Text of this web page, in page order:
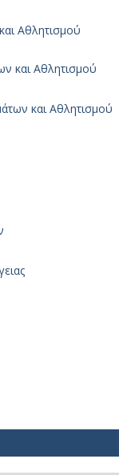
Αθλητισμού
και Αθλητισμού
και Αθλητισμού